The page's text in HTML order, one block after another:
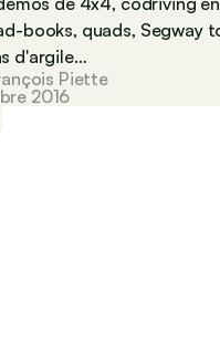
books, quads, Segway
d'argile…
Piette
2016